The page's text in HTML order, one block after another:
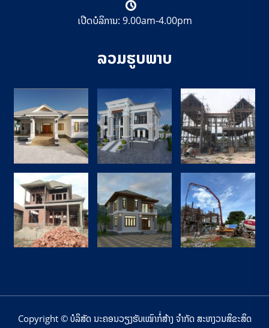
ເປີດບໍລິການ: 9.00am-4.00pm
ລວມຮູບພາບ
Copyright © ບໍລິສັດ ນະຄອນວຽງຮັບເໝົາກໍ່ສ້າງ ຈຳກັດ ສະຫງວນສິຂະສິດ